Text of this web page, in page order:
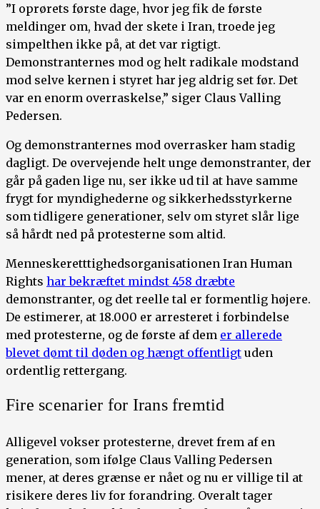
”I oprørets første dage, hvor jeg fik de første
meldinger om, hvad der skete i Iran, troede jeg
simpelthen ikke på, at det var rigtigt.
Demonstranternes mod og helt radikale modstand
mod selve kernen i styret har jeg aldrig set før. Det
var en enorm overraskelse,” siger Claus Valling
Pedersen.
Og demonstranternes mod overrasker ham stadig
dagligt. De overvejende helt unge demonstranter, der
går på gaden lige nu, ser ikke ud til at have samme
frygt for myndighederne og sikkerhedsstyrkerne
som tidligere generationer, selv om styret slår lige
så hårdt ned på protesterne som altid.
Menneskeretttighedsorganisationen Iran Human
Rights har bekræftet mindst 458 dræbte
demonstranter, og det reelle tal er formentlig højere.
De estimerer, at 18.000 er arresteret i forbindelse
med protesterne, og de første af dem er allerede
blevet dømt til døden og hængt offentligt uden
ordentlig rettergang.
Fire scenarier for Irans fremtid
Alligevel vokser protesterne, drevet frem af en
generation, som ifølge Claus Valling Pedersen
mener, at deres grænse er nået og nu er villige til at
risikere deres liv for forandring. Overalt tager